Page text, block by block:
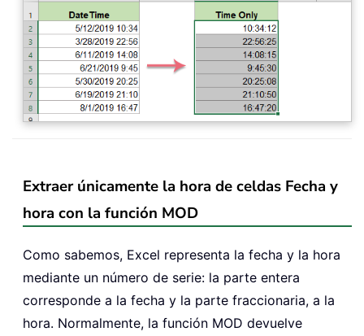
Extraer únicamente la hora de celdas Fecha y
hora con la función MOD
Como sabemos, Excel representa la fecha y la hora
mediante un número de serie: la parte entera
corresponde a la fecha y la parte fraccionaria, a la
hora. Normalmente, la función MOD devuelve